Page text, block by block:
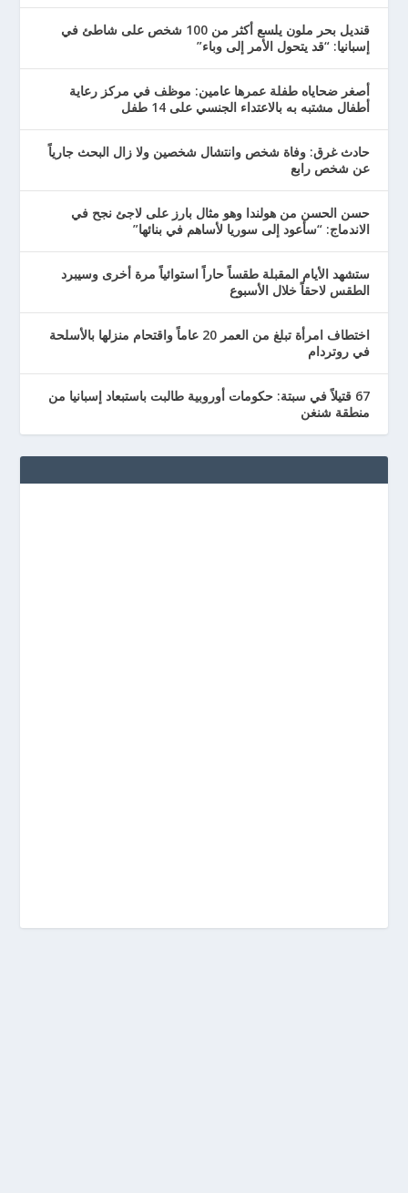
قنديل بحر ملون يلسع أكثر من 100 شخص على شاطئ في
إسبانيا: “قد يتحول الأمر إلى وباء”
أصغر ضحاياه طفلة عمرها عامين: موظف في مركز رعاية
أطفال مشتبه به بالاعتداء الجنسي على 14 طفل
حادث غرق: وفاة شخص وانتشال شخصين ولا زال البحث جارياً
عن شخص رابع
حسن الحسن من هولندا وهو مثال بارز على لاجئ نجح في
الاندماج: “سأعود إلى سوريا لأساهم في بنائها”
ستشهد الأيام المقبلة طقساً حاراً استوائياً مرة أخرى وسيبرد
الطقس لاحقاً خلال الأسبوع
اختطاف امرأة تبلغ من العمر 20 عاماً واقتحام منزلها بالأسلحة
في روتردام
67 قتيلاً في سبتة: حكومات أوروبية طالبت باستبعاد إسبانيا من
منطقة شنغن